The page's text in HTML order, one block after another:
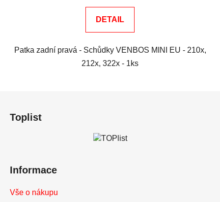
DETAIL
Patka zadní pravá - Schůdky VENBOS MINI EU - 210x,
212x, 322x - 1ks
Toplist
Informace
Vše o nákupu